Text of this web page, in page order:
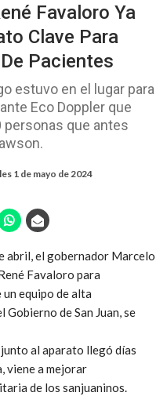
Favaloro Ya
Clave Para
Pacientes
estuvo en el lugar para
Eco Doppler que
personas que antes
1 de mayo de 2024
abril, el gobernador Marcelo
Favaloro para
un equipo de alta
de San Juan, se
al aparato llegó días
viene a mejorar
de los sanjuaninos.